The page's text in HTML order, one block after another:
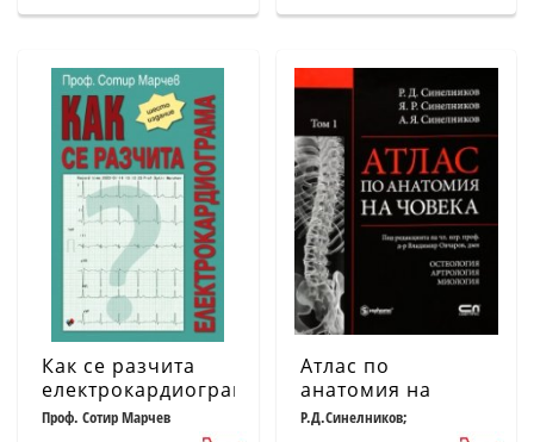
Как се разчита
електрокардиограма
Проф. Сотир Марчев
Атлас по
анатомия на
човека Т.1:
Р.Д.Синелников;
Я.Р.Синелников;А.Я.Синелников